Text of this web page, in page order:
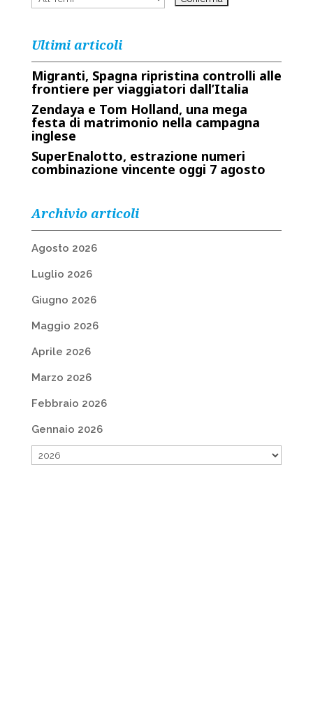
Ultimi articoli
Migranti, Spagna ripristina controlli alle
frontiere per viaggiatori dall’Italia
Zendaya e Tom Holland, una mega
festa di matrimonio nella campagna
inglese
SuperEnalotto, estrazione numeri
combinazione vincente oggi 7 agosto
Archivio articoli
Agosto 2026
Luglio 2026
Giugno 2026
Maggio 2026
Aprile 2026
Marzo 2026
Febbraio 2026
Gennaio 2026